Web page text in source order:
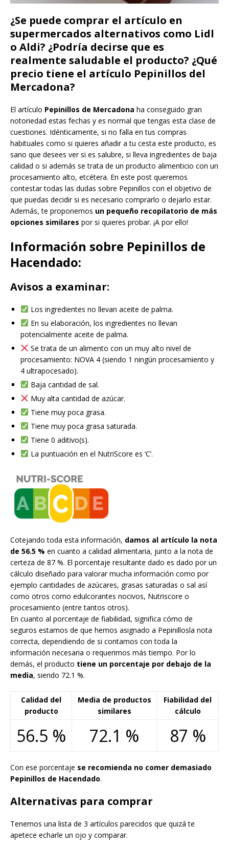
¿Se puede comprar el artículo en
supermercados alternativos como Lidl
o Aldi? ¿Podría decirse que es
realmente saludable el producto? ¿Qué
precio tiene el artículo Pepinillos del
Mercadona?
El artículo Pepinillos de Mercadona ha conseguido gran
notoriedad estas fechas y es normal que tengas esta clase de
cuestiones. Idénticamente, si no falla en tus compras
habituales como si quieres añadir a tu cesta este producto, es
sano que desees ver si es salubre, si lleva ingredientes de baja
calidad o si además se trata de un producto alimenticio con un
procesamiento alto, etcétera. En este post queremos
contestar todas las dudas sobre Pepinillos con el objetivo de
que puedas decidir si es necesario comprarlo o dejarlo estar.
Además, te proponemos un pequeño recopilatorio de más
opciones similares por si quieres probar. ¡A por ello!
Información sobre Pepinillos de
Hacendado:
Avisos a examinar:
Los ingredientes no llevan aceite de palma.
En su elaboración, los ingredientes no llevan
potencialmente aceite de palma.
Se trata de un alimento con un muy alto nivel de
procesamiento: NOVA 4 (siendo 1 ningún procesamiento y
4 ultrapocesado).
Baja cantidad de sal.
Muy alta cantidad de azúcar.
Tiene muy poca grasa.
Tiene muy poca grasa saturada.
Tiene 0 aditivo(s).
La puntuación en el NutriScore es ‘C’.
Cotejando toda esta información, damos al artículo la nota
de 56.5 % en cuanto a calidad alimentaria, junto a la nota de
certeza de 87 %. El porcentaje resultante dado es dado por un
cálculo diseñado para valorar mucha información como por
ejemplo cantidades de azúcares, grasas saturadas o sal así
como otros como edulcorantes nocivos, Nutriscore o
procesamiento (entre tantos otros).
En cuanto al porcentaje de fiabilidad, significa cómo de
seguros estamos de que hemos asignado a Pepinillosla nota
correcta, dependiendo de si contamos con toda la
información necesaria o requerimos más tiempo. Por lo
demás, el producto tiene un porcentaje por debajo de la
media, siendo 72.1 %.
Calidad del
producto
Media de productos
similares
Fiabilidad del
cálculo
56.5 % 72.1 % 87 %
Con ese porcentaje se recomienda no comer demasiado
Pepinillos de Hacendado.
Alternativas para comprar
Tenemos una lista de 3 artículos parecidos que quizá te
apetece echarle un ojo y comparar.